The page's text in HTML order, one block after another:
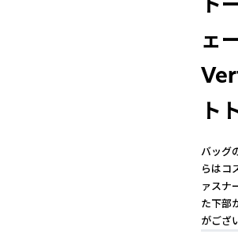
ェ
ト
バッグ
らはコ
ァスナ
た下部
がござ